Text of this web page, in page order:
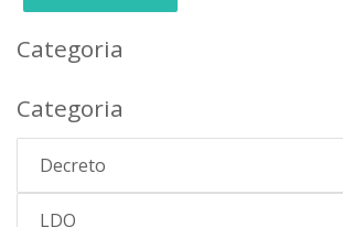
Categoria
Categoria
Decreto
LDO